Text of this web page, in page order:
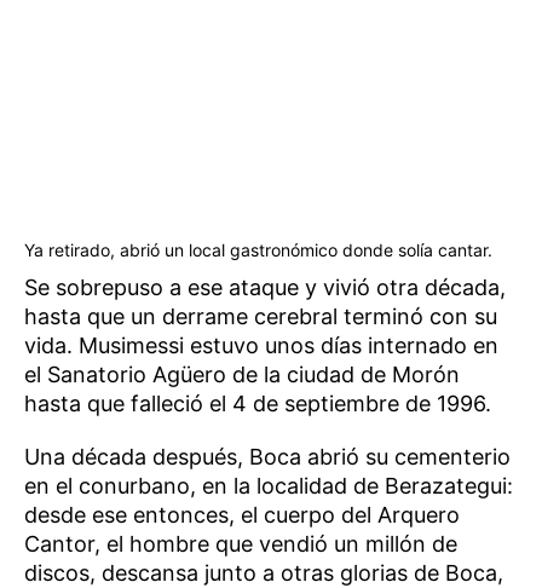
Ya retirado, abrió un local gastronómico donde solía cantar.
Se sobrepuso a ese ataque y vivió otra década,
hasta que un derrame cerebral terminó con su
vida. Musimessi estuvo unos días internado en
el Sanatorio Agüero de la ciudad de Morón
hasta que falleció el 4 de septiembre de 1996.
Una década después, Boca abrió su cementerio
en el conurbano, en la localidad de Berazategui:
desde ese entonces, el cuerpo del Arquero
Cantor, el hombre que vendió un millón de
discos, descansa junto a otras glorias de Boca,